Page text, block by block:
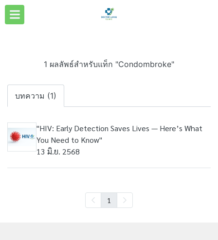
1 ผลลัพธ์สำหรับแท็ก "Condombroke"
บทความ (1)
"HIV: Early Detection Saves Lives — Here’s What
You Need to Know"
13 มิ.ย. 2568
1